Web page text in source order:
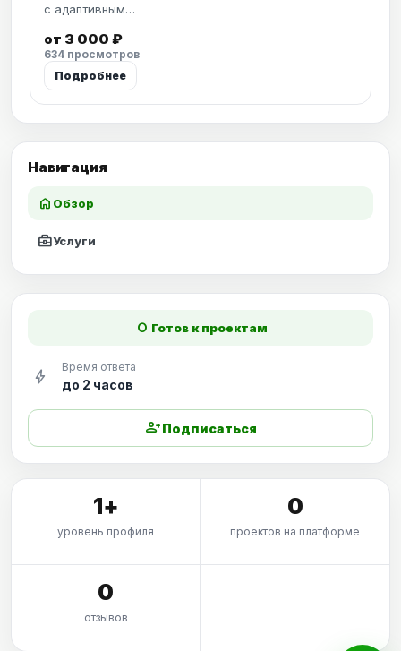
Навигация
home Обзор
business_centerУслуги
с адаптивным…
от 3 000 ₽
634 просмотров
Подробнее
fiber_manual_record Готов к проектам
bolt Время ответа
до 2 часов
person_addПодписаться
1+
уровень профиля
0
проектов на платформе
0
отзывов